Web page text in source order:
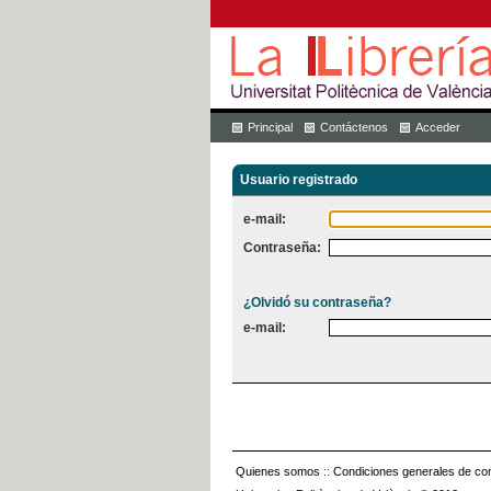
Principal Contáctenos Acceder
Usuario registrado
e-mail:
Contraseña:
¿Olvidó su contraseña?
e-mail:
Quienes somos :: Condiciones generales de